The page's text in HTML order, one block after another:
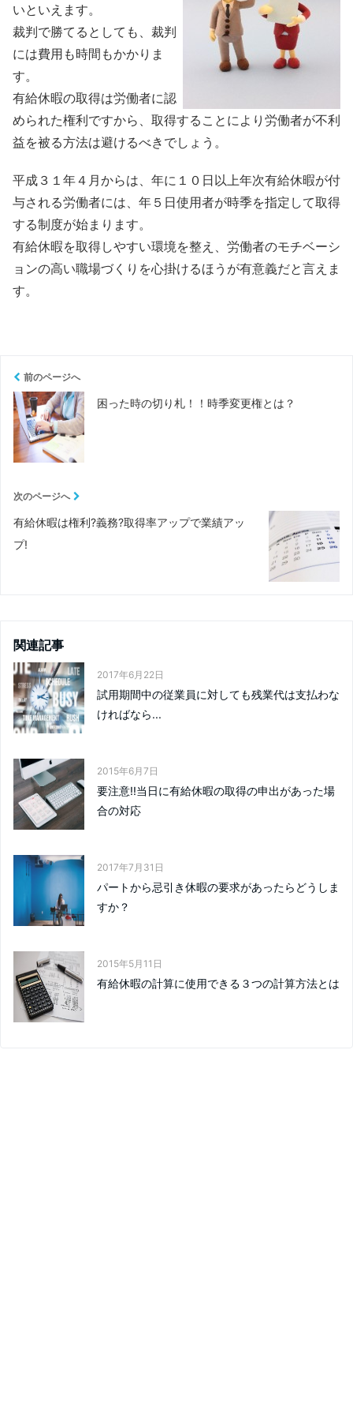
いといえます。
裁判で勝てるとしても、裁判
には費用も時間もかかりま
す。
有給休暇の取得は労働者に認
められた権利ですから、取得することにより労働者が不利
益を被る方法は避けるべきでしょう。
平成３１年４月からは、年に１０日以上年次有給休暇が付
与される労働者には、年５日使用者が時季を指定して取得
する制度が始まります。
有給休暇を取得しやすい環境を整え、労働者のモチベーシ
ョンの高い職場づくりを心掛けるほうが有意義だと言えま
す。
前のページへ
困った時の切り札！！時季変更権とは？
次のページへ
有給休暇は権利?義務?取得率アップで業績アッ
プ!
関連記事
2017年6月22日
試用期間中の従業員に対しても残業代は支払わな
ければなら...
2015年6月7日
要注意!!当日に有給休暇の取得の申出があった場
合の対応
2017年7月31日
パートから忌引き休暇の要求があったらどうしま
すか？
2015年5月11日
有給休暇の計算に使用できる３つの計算方法とは